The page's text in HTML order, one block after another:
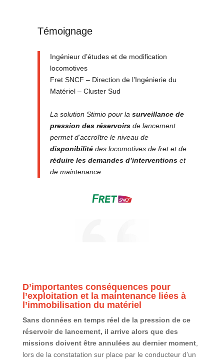
Témoignage
Ingénieur d’études et de modification
locomotives
Fret SNCF – Direction de l’Ingénierie du
Matériel – Cluster Sud
La solution Stimio pour la surveillance de
pression des réservoirsde lancement
permet d’accroître le niveau de
disponibilitédes locomotives de fret et de
réduire les demandes d’interventionset
de maintenance.
D’importantes conséquences pour
l’exploitation et la maintenance liées à
l’immobilisation du matériel
Sans données en temps réel de la pression de ce
réservoir de lancement, il arrive alors que des
missions doivent être annulées au dernier moment,
lors de la constatation sur place par le conducteur d’un